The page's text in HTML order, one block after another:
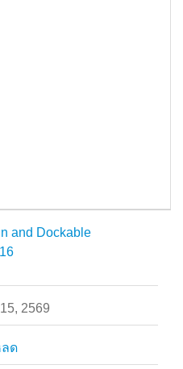
and Dockable
2569
ด